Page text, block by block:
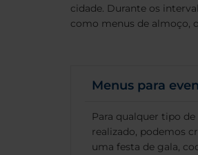
cidade. Durante os
como menus de almoço,
Menus para
Para qualquer tipo de
realizado, podemos
uma festa de gala,